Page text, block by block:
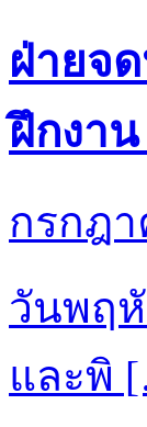
ฝ่ายจ
ฝึกงา
กรกฎา
วันพฤ
และพิ